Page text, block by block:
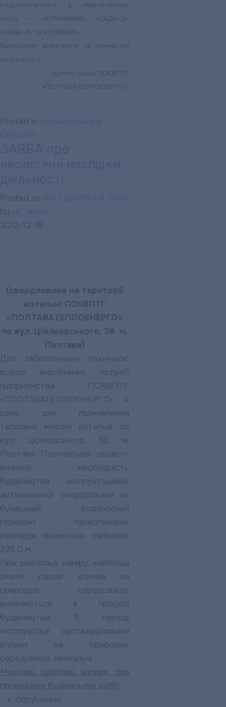
водопостачання у мікрорайонах
міста — «АЛМАЗНИЙ», «САДИ-2»,
«САДИ-3» та «ОГНІВКА».
Приносимо вибачення за тимчасові
незручності.
Адміністрація ПОКВПТГ
«ПОЛТАВАТЕПЛОЕНЕРГО»
Posted in
Posted on
by
2012-12-18
(свердловина на території
котельні ПОКВПТГ
«ПОЛТАВАТЕПЛОЕНЕРГО»
по вул. Ціолковського, 36 м.
Полтава)
Для забезпечення технічною
водою виробничих потреб
підприємства ПОКВПТГ
«ПОЛТАВАТЕПЛОЕНЕРГО», а
саме для підживлення
теплових мереж котельні по
вул. Ціолковського, 36, м.
Полтава Полтавської області,
виникла необхідність
будівництва експлуатаційної
артезіанської свердловини на
бучацький водоносний
горизонт палеогенових
відкладів проектною глибиною
225,0 м.
При реалізації наміру, найбільш
значні разові впливи на
природне середовище
виявляються в процесі
будівництва. В період
експлуатації артсвердловини
впливи на природне
середовище мінімальні.
Можливі шкідливі впливи при
проведенні будівельних робіт:
порушення